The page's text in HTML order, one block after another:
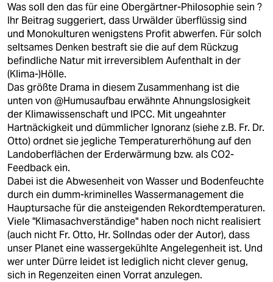
Was soll den das für eine Obergärtner-Philosophie sein ?
Ihr Beitrag suggeriert, dass Urwälder überflüssig sind
und Monokulturen wenigstens Profit abwerfen. Für solch
seltsames Denken bestraft sie die auf dem Rückzug
befindliche Natur mit irreversiblem Aufenthalt in der
(Klima-)Hölle.
Das größte Drama in diesem Zusammenhang ist die
unten von @Humusaufbau erwähnte Ahnungslosigkeit
der Klimawissenschaft und IPCC. Mit ungeahnter
Hartnäckigkeit und dümmlicher Ignoranz (siehe z.B. Fr. Dr.
Otto) ordnet sie jegliche Temperaturerhöhung auf den
Landoberflächen der Erderwärmung bzw. als CO2-
Feedback ein.
Dabei ist die Abwesenheit von Wasser und Bodenfeuchte
durch ein dumm-kriminelles Wassermanagement die
Hauptursache für die ansteigenden Rekordtemperaturen.
Viele "Klimasachverständige" haben noch nicht realisiert
(auch nicht Fr. Otto, Hr. Sollndas oder der Autor), dass
unser Planet eine wassergekühlte Angelegenheit ist. Und
wer unter Dürre leidet ist lediglich nicht clever genug,
sich in Regenzeiten einen Vorrat anzulegen.